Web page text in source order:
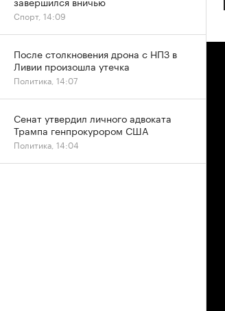
Спорт, 14:09
После столкновения дрона с НПЗ в
Ливии произошла утечка
Политика, 14:07
Сенат утвердил личного адвоката
Трампа генпрокурором США
Политика, 14:04